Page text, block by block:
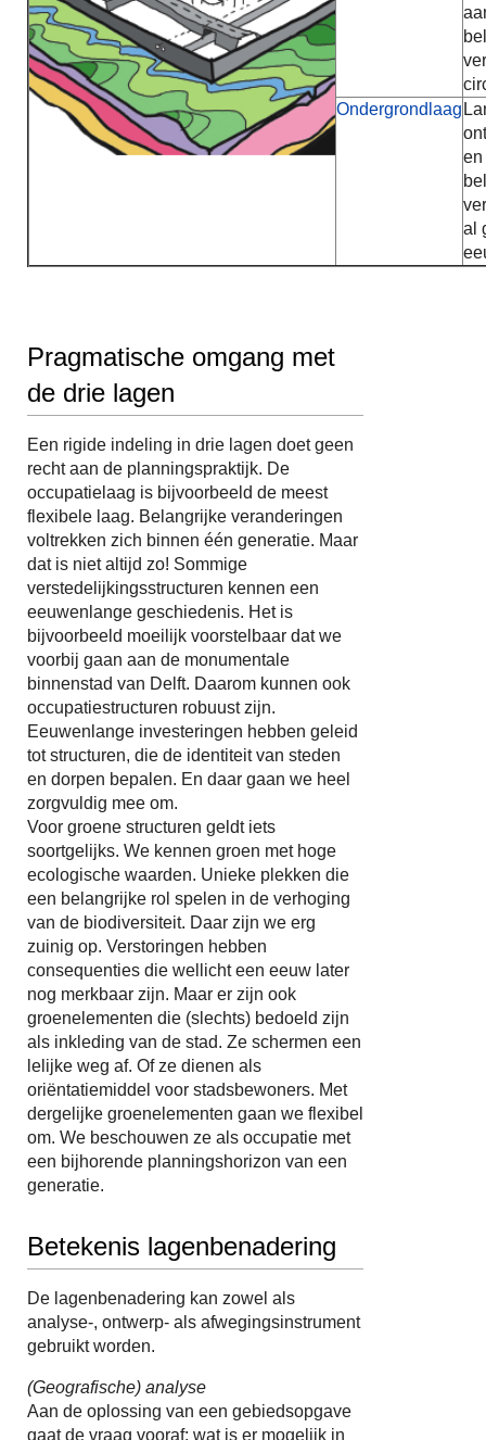
Ondergrondlaag
en
al
Pragmatische omgang met
de drie lagen
Een rigide indeling in drie lagen doet geen
recht aan de planningspraktijk. De
occupatielaag is bijvoorbeeld de meest
flexibele laag. Belangrijke veranderingen
voltrekken zich binnen één generatie. Maar
dat is niet altijd zo! Sommige
verstedelijkingsstructuren kennen een
eeuwenlange geschiedenis. Het is
bijvoorbeeld moeilijk voorstelbaar dat we
voorbij gaan aan de monumentale
binnenstad van Delft. Daarom kunnen ook
occupatiestructuren robuust zijn.
Eeuwenlange investeringen hebben geleid
tot structuren, die de identiteit van steden
en dorpen bepalen. En daar gaan we heel
zorgvuldig mee om.
Voor groene structuren geldt iets
soortgelijks. We kennen groen met hoge
ecologische waarden. Unieke plekken die
een belangrijke rol spelen in de verhoging
van de biodiversiteit. Daar zijn we erg
zuinig op. Verstoringen hebben
consequenties die wellicht een eeuw later
nog merkbaar zijn. Maar er zijn ook
groenelementen die (slechts) bedoeld zijn
als inkleding van de stad. Ze schermen een
lelijke weg af. Of ze dienen als
oriëntatiemiddel voor stadsbewoners. Met
dergelijke groenelementen gaan we flexibel
om. We beschouwen ze als occupatie met
een bijhorende planningshorizon van een
generatie.
Betekenis lagenbenadering
De lagenbenadering kan zowel als
analyse-, ontwerp- als afwegingsinstrument
gebruikt worden.
(Geografische) analyse
Aan de oplossing van een gebiedsopgave
gaat de vraag vooraf: wat is er mogelijk in